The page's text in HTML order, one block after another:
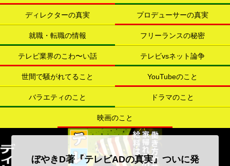
ディレクターの真実 プロデューサーの真実
就職・転職の情報 フリーランスの秘密
テレビ業界のこわ〜い話 テレビvsネット論争
世間で騒がれてること YouTubeのこと
バラエティのこと ドラマのこと
映画のこと
ぼやきD著『テレビADの真実』ついに発